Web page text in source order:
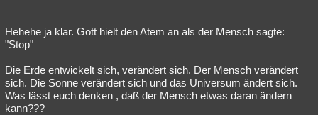
Hehehe ja klar. Gott hielt den Atem an als der Mensch sagte:
"Stop"
Die Erde entwickelt sich, verändert sich. Der Mensch verändert
sich. Die Sonne verändert sich und das Universum ändert sich.
Was lässt euch denken , daß der Mensch etwas daran ändern
kann???